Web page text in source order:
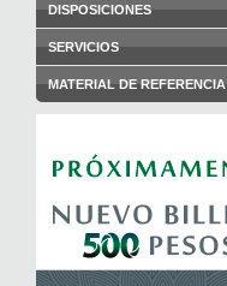
DISPOSICIONES
SERVICIOS
MATERIAL DE REFERENCIA